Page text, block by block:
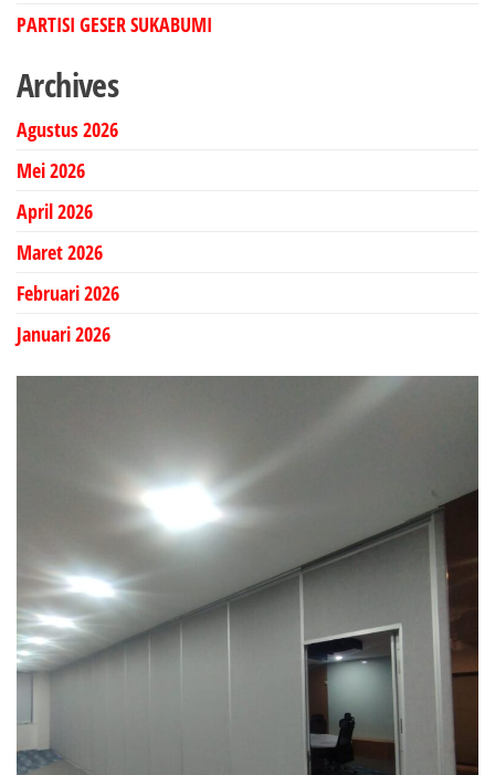
PARTISI GESER SUKABUMI
Archives
Agustus 2026
Mei 2026
April 2026
Maret 2026
Februari 2026
Januari 2026